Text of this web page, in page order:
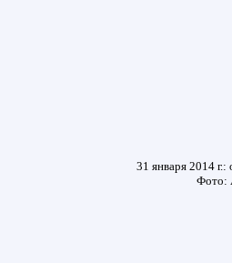
31 января 2014
Фото: